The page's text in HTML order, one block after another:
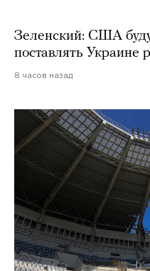
Зеленский: США
поставлять Украине
8 часов назад